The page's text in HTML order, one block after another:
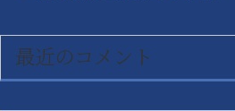
最近のコメント